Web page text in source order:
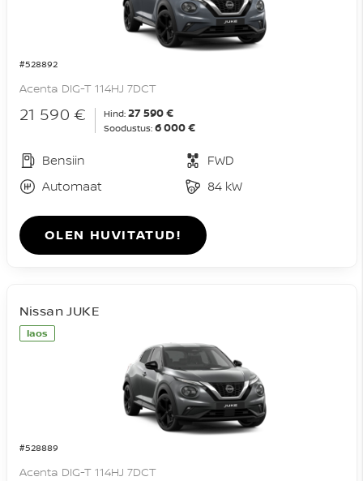
#528892
Acenta DIG-T 114HJ 7DCT
21 590 € Hind: 27 590 €
Soodustus: 6 000 €
Bensiin
FWD
Automaat
84 kW
OLEN HUVITATUD!
laos
#528889
Nissan JUKE
Acenta DIG-T 114HJ 7DCT